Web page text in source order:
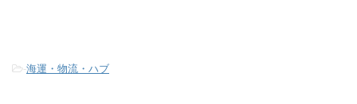
-海運・物流・ハブ